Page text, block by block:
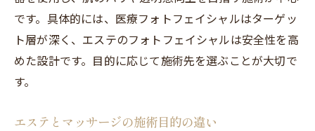
です。具体的には、医療フォトフェイシャルはターゲッ
ト層が深く、エステのフォトフェイシャルは安全性を高
めた設計です。目的に応じて施術先を選ぶことが大切で
す。
エステとマッサージの施術目的の違い